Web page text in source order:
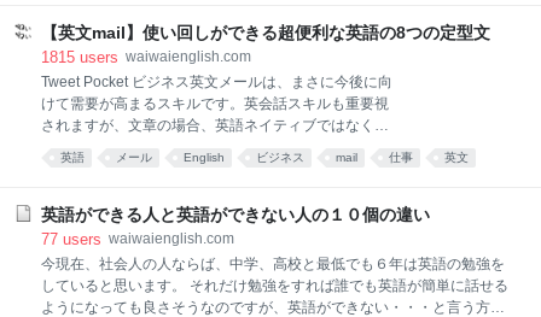
紹介では
て・・・」なんて引っ込み思案になっているとした
ら、それは大きな損！ ここでは、あなたが勉強したこ
とを積極的に使うことで得られる、大きな効果を紹介
していきましょう。 1.インプット/アウトプットの法則
語学の上達の過程において私たちの脳は、まずInputそ
を覚える際の順番でもあります。まず何度も聞いて覚
強)した後は、それを使うことが脳への定着には不可欠
です。だから私たちは、レベルに関わらず積極的にイ
【英文mail】使い回しができる超便利な英語の8つの定型文
1815 users waiwaienglish.com
Tweet Pocket ビジネス英文メールは、まさに今後に向
けて需要が高まるスキルです。英会話スキルも重要視
されますが、文章の場合、英語ネイティブではなく日
本人の独壇場と言えます。 英語ネイティブ同士のメー
ルのやり取りであれば外国人従業員でも対応できます
る必要がある場合などは、やはり日本人による英文メ
ールが必要になってくるのです。 しかし、そう簡単に
書けるほど甘い世界ではありません。ありとあらゆる
状況に対応しなければいけませんので、「いかにも高
い英語力が必要ですね…」と感じるでしょう。 もちろ
英語 メール English ビジネス mail 仕事 英文
英語ができる人と英語ができない人の１０個の違い
77 users waiwaienglish.com
今現在、社会人の人ならば、中学、高校と最低でも６年は英語の勉強を
していると思います。 それだけ勉強をすれば誰でも英語が簡単に話せる
ようになっても良さそうなのですが、英語ができない・・・と言う方が